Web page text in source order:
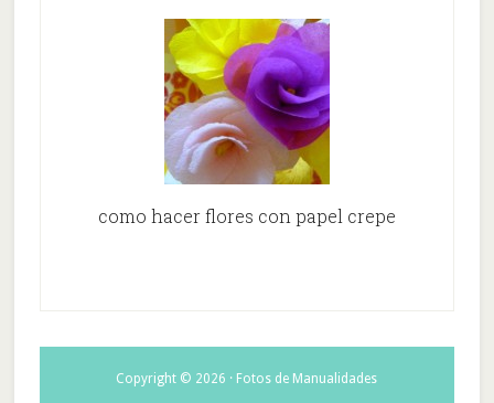
como hacer flores con papel crepe
Copyright © 2026 · Fotos de Manualidades